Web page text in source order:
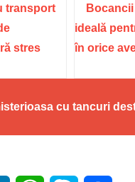
transport
stres
ideală
în orice
cu tancuri